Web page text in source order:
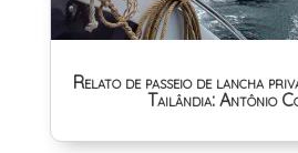
Relato de passeio de lancha
Tailândia: Antônio